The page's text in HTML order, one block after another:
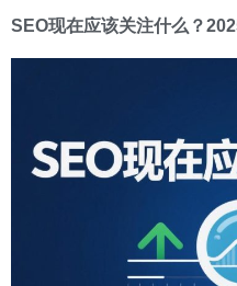
SEO现在应该关注什么？